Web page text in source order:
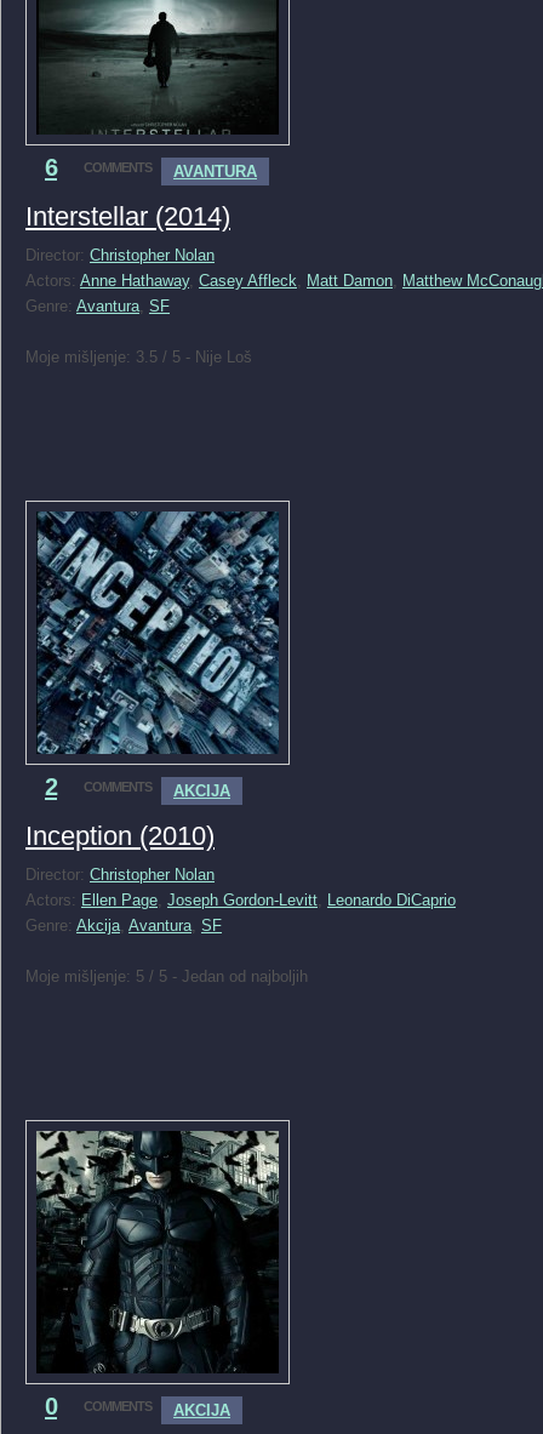
6 COMMENTS AVANTURA
Interstellar (2014)
Director: Christopher Nolan
Actors: Anne Hathaway, Casey Affleck, Matt Damon, Matthew
Genre: Avantura, SF
Moje mišljenje: 3.5 / 5 - Nije Loš
2 COMMENTS AKCIJA
Inception (2010)
Director: Christopher Nolan
Actors: Ellen Page, Joseph Gordon-Levitt, Leonardo DiCaprio
Genre: Akcija, Avantura, SF
Moje mišljenje: 5 / 5 - Jedan od najboljih
0 COMMENTS AKCIJA